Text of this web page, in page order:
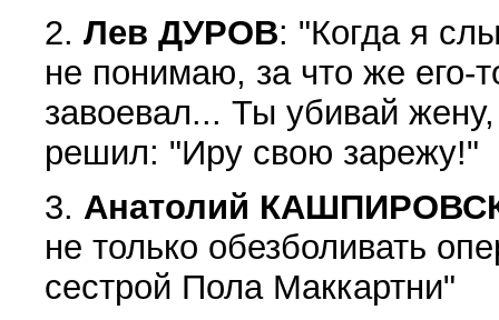
2. Лев ДУРОВ: "Когда я
не понимаю, за что же
завоевал... Ты убивай
решил: "Иру свою зарежу!"
3. Анатолий
не только обезболивать
сестрой Пола Маккартни"